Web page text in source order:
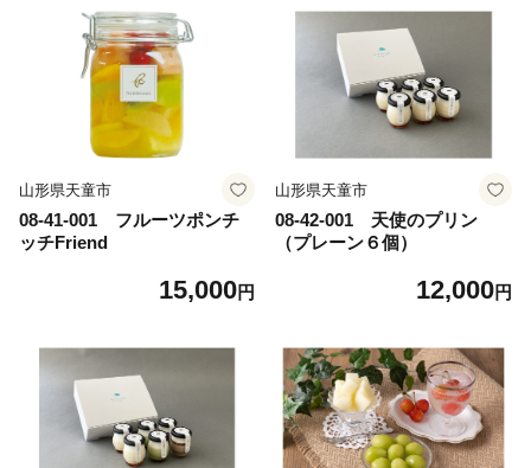
山形県天童市
08-41-001 フルーツポンチ
ッチFriend
15,000円
山形県天童市
08-42-001 天使のプリン
（プレーン６個）
12,000円